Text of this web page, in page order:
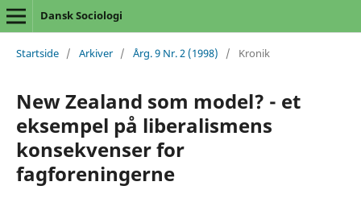
Dansk Sociologi
Startside / Arkiver / Årg. 9 Nr. 2 (1998) / Kronik
New Zealand som model? - et
eksempel på liberalismens
konsekvenser for
fagforeningerne